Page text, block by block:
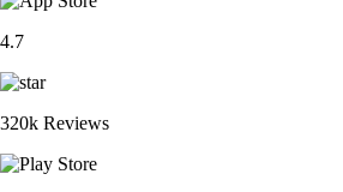
4.7
320k Reviews